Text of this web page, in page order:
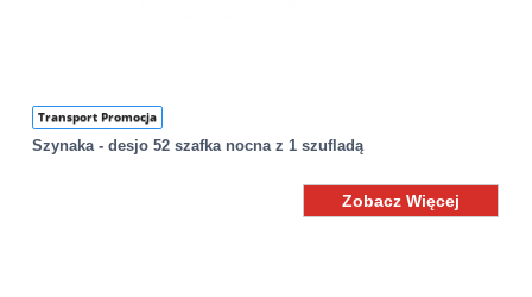
Transport Promocja
Szynaka - desjo 52 szafka nocna z 1 szufladą
Zobacz Więcej